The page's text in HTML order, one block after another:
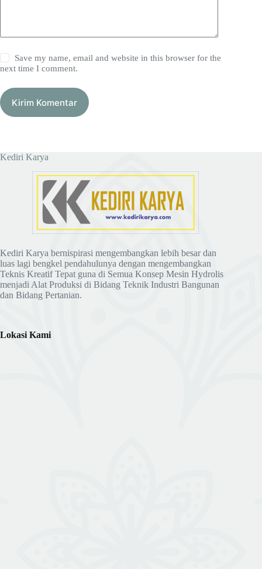
Save my name, email and website in this browser for the
next time I comment.
Kirim Komentar
Kediri Karya
Kediri Karya bernispirasi mengembangkan lebih besar dan
luas lagi bengkel pendahulunya dengan mengembangkan
Teknis Kreatif Tepat guna di Semua Konsep Mesin Hydrolis
menjadi Alat Produksi di Bidang Teknik Industri Bangunan
dan Bidang Pertanian.
Lokasi Kami